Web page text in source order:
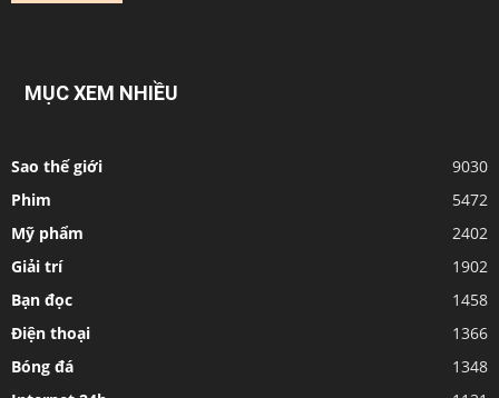
MỤC XEM NHIỀU
Sao thế giới
9030
Phim
5472
Mỹ phẩm
2402
Giải trí
1902
Bạn đọc
1458
Điện thoại
1366
Bóng đá
1348